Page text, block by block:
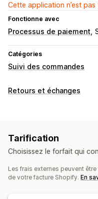
Cette application n’est
Fonctionne avec
Processus de paiement
Catégories
Suivi des commandes
Suivi
Multi-transporteur
E-mail Notifications en
Retours et échanges
Échanges Remplacements
Codes QR Cartes-
Retours de cadeaux
Tarification
Choisissez le forfait qui
Les frais externes peuvent
de votre facture Shopify. En